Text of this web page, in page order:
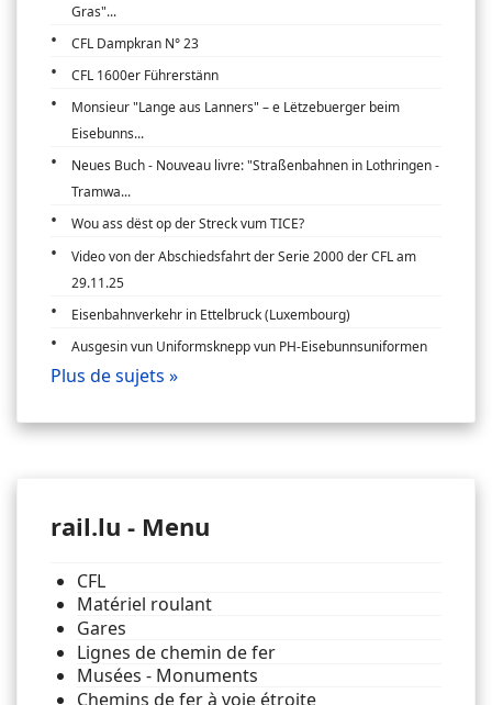
Gras"...
CFL Dampkran N° 23
CFL 1600er Führerstänn
Monsieur "Lange aus Lanners" – e Lëtzebuerger beim
Eisebunns...
Neues Buch - Nouveau livre: "Straßenbahnen in Lothringen -
Tramwa...
Wou ass dëst op der Streck vum TICE?
Video von der Abschiedsfahrt der Serie 2000 der CFL am
29.11.25
Eisenbahnverkehr in Ettelbruck (Luxembourg)
Ausgesin vun Uniformsknepp vun PH-Eisebunnsuniformen
Plus de sujets »
rail.lu - Menu
CFL
Matériel roulant
Gares
Lignes de chemin de fer
Musées - Monuments
Chemins de fer à voie étroite